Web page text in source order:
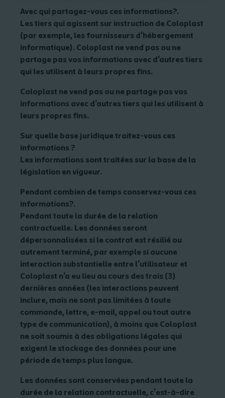
Avec qui partagez-vous ces informations?.
Les tiers qui agissent sur instruction de Coloplast
(par exemple, les fournisseurs d'hébergement
informatique). Coloplast ne vend pas ou ne
partage pas vos informations avec d'autres tiers
qui les utilisent à leurs propres fins.
Coloplast ne vend pas ou ne partage pas vos
informations avec d'autres tiers qui les utilisent à
leurs propres fins.
Sur quelle base juridique traitez-vous ces
informations ?
Les informations sont traitées sur la base de la
législation en vigueur.
Pendant combien de temps conservez-vous ces
informations?.
Pendant toute la durée de la relation
contractuelle. Les données seront
dépersonnalisées si le contrat est résilié ou
autrement terminé, par exemple si aucune
interaction substantielle entre l'utilisateur et
Coloplast n'a eu lieu au cours des trois (3)
dernières années (les interactions peuvent
inclure, mais ne sont pas limitées à toute
commande, lettre, e-mail, appel ou tout autre
type de communication), à moins que Coloplast
ne soit soumis à des obligations légales qui
exigent le stockage des données pour une
période de temps plus longue.
Les données sont conservées pendant toute la
durée de la relation contractuelle, c'est-à-dire